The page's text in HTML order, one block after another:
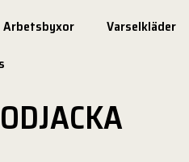
Arbetsbyxor Varselkläder